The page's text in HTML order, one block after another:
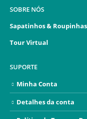
SOBRE NÓS
Sapatinhos &
Tour Virtual
SUPORTE
Minha Conta
Detalhes da conta